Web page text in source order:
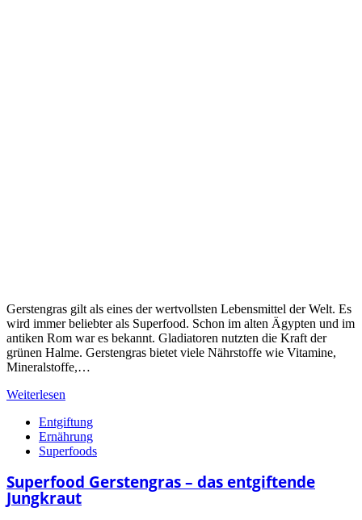
Gerstengras gilt als eines der wertvollsten Lebensmittel der Welt. Es
wird immer beliebter als Superfood. Schon im alten Ägypten und im
antiken Rom war es bekannt. Gladiatoren nutzten die Kraft der
grünen Halme. Gerstengras bietet viele Nährstoffe wie Vitamine,
Mineralstoffe,…
Weiterlesen
Entgiftung
Ernährung
Superfoods
Superfood Gerstengras – das entgiftende
Jungkraut